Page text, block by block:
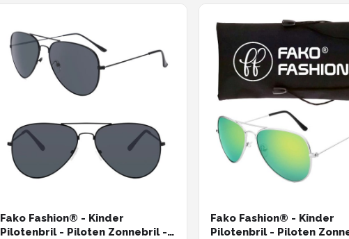
Fako Fashion® - Kinder
Pilotenbril - Piloten Zonnebril -
Fako Fashion® - Kinder
Pilotenbril - Piloten